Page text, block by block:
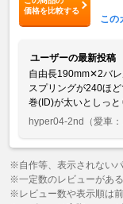
価格を比較する
この
ユーザーの最新投稿
自由長190mm✕2バ
スプリングが240ほ
巻(ID)が太いとしっ
hyper04-2nd （愛車
※自作等、表示されない
※一定数のレビューがあ
※レビュー数や表示順は